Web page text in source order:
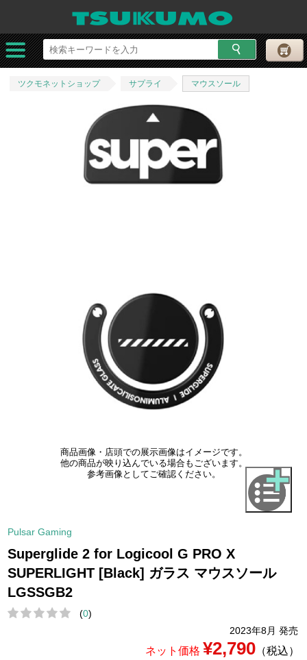
ツクモネットショップ サプライ マウスソール
商品画像・店頭での展示画像はイメージです。
他の商品が映り込んでいる場合もございます。
参考画像としてご確認ください。
Pulsar Gaming
Superglide 2 for Logicool G PRO X
SUPERLIGHT [Black] ガラス マウスソール
LGSSGB2
(0)
2023年8月 発売
ネット価格 ¥2,790（税込）